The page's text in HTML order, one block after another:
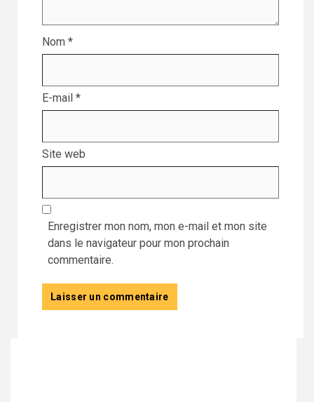
Nom *
E-mail *
Site web
Enregistrer mon nom, mon e-mail et mon site
dans le navigateur pour mon prochain
commentaire.